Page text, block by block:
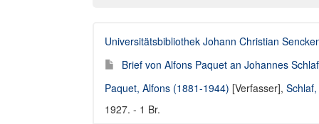
Universitätsbibliothek Johann Christian
Brief von Alfons Paquet an Johannes
Paquet, Alfons (1881-1944) [Verfasser],
1927. - 1 Br.